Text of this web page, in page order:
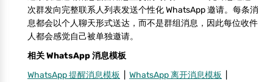
次群发向完整联系人列表发送个性化 WhatsApp 邀请。每条消
息都会以个人聊天形式送达，而不是群组消息，因此每位收件
人都会感觉自己被单独邀请。
相关 WhatsApp 消息模板
WhatsApp 提醒消息模板
WhatsApp 离开消息模板